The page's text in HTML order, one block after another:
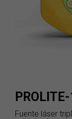
Fuente láser